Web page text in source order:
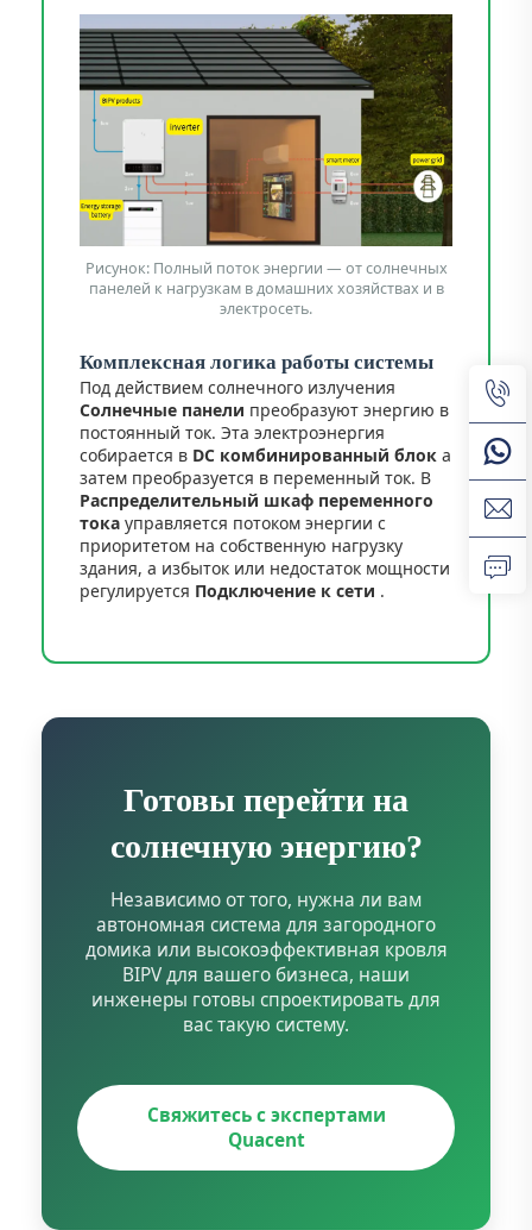
Рисунок: Полный поток энергии — от солнечных
панелей к нагрузкам в домашних хозяйствах и в
электросеть.
Комплексная логика работы системы
Под действием солнечного излучения
Солнечные панели преобразуют энергию в
постоянный ток. Эта электроэнергия
собирается в DC комбинированный блок а
затем преобразуется в переменный ток. В
Распределительный шкаф переменного
тока управляется потоком энергии с
приоритетом на собственную нагрузку
здания, а избыток или недостаток мощности
регулируется Подключение к сети .
Готовы перейти на
солнечную энергию?
Независимо от того, нужна ли вам
автономная система для загородного
домика или высокоэффективная кровля
BIPV для вашего бизнеса, наши
инженеры готовы спроектировать для
вас такую систему.
Свяжитесь с экспертами
Quacent